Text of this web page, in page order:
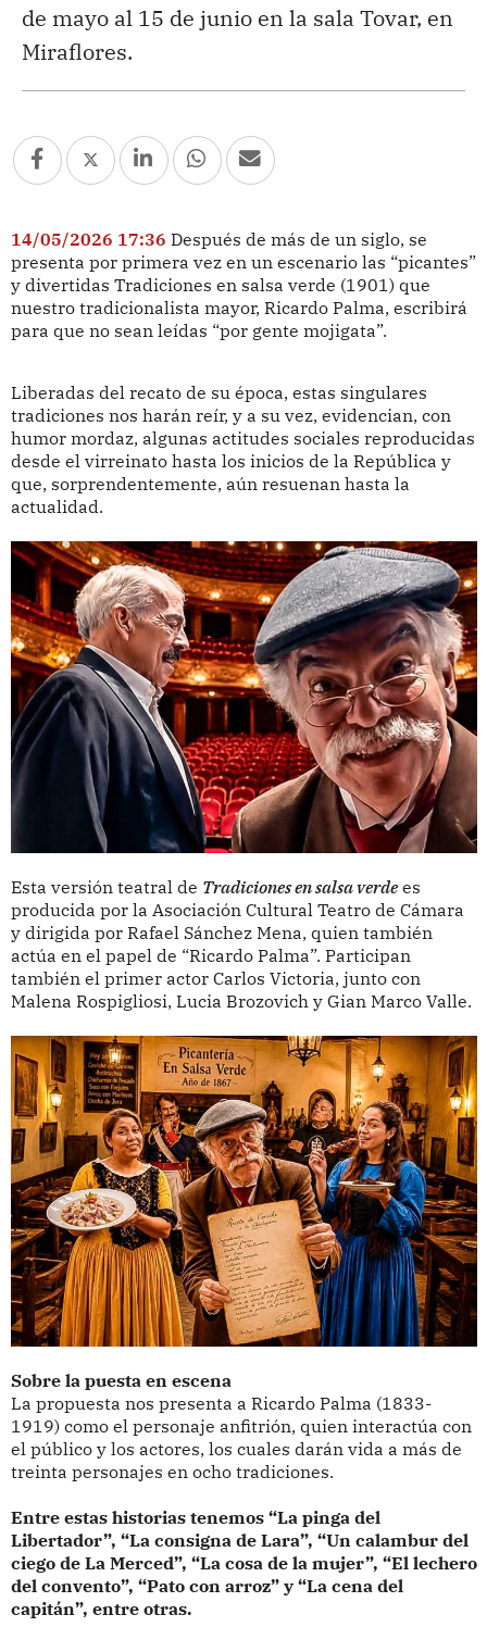
de mayo al 15 de junio en la sala Tovar, en
Miraflores.
14/05/2026 17:36 Después de más de un siglo, se
presenta por primera vez en un escenario las “picantes”
y divertidas Tradiciones en salsa verde (1901) que
nuestro tradicionalista mayor, Ricardo Palma, escribirá
para que no sean leídas “por gente mojigata”.
Liberadas del recato de su época, estas singulares
tradiciones nos harán reír, y a su vez, evidencian, con
humor mordaz, algunas actitudes sociales reproducidas
desde el virreinato hasta los inicios de la República y
que, sorprendentemente, aún resuenan hasta la
actualidad.
Esta versión teatral de Tradiciones en salsa verdees
producida por la Asociación Cultural Teatro de Cámara
y dirigida por Rafael Sánchez Mena, quien también
actúa en el papel de “Ricardo Palma”. Participan
también el primer actor Carlos Victoria, junto con
Malena Rospigliosi, Lucia Brozovich y Gian Marco Valle.
Sobre la puesta en escena
La propuesta nos presenta a Ricardo Palma (1833-
1919) como el personaje anfitrión, quien interactúa con
el público y los actores, los cuales darán vida a más de
treinta personajes en ocho tradiciones.
Entre estas historias tenemos “La pinga del
Libertador”, “La consigna de Lara”, “Un calambur del
ciego de La Merced”, “La cosa de la mujer”, “El lechero
del convento”, “Pato con arroz” y “La cena del
capitán”, entre otras.